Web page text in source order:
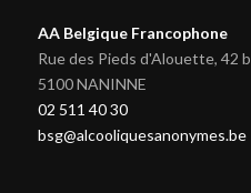
AA Belgique Francophone
Rue des Pieds d'Alouette, 42 b
5100 NANINNE
02 511 40 30
bsg@alcooliquesanonymes.be